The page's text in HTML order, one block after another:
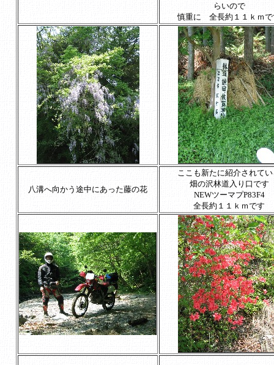
らいので
慎重に 全長約１１ｋｍで
八溝へ向かう途中にあった藤の花
ここも新たに紹介されて
畑の沢林道入り口です
NEWツーマプP83F4
全長約１１ｋｍです